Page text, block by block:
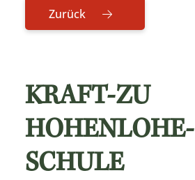
Zurück
KRAFT-ZU
HOHENLOHE-
SCHULE